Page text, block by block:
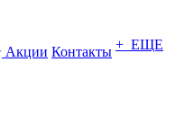
Акции Контакты + ЕЩЕ